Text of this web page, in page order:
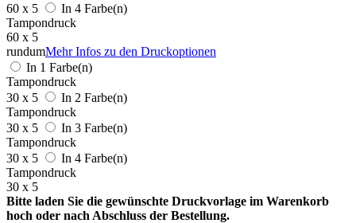
60 x 5
In 4 Farbe(n)
Tampondruck
60 x 5
rundumMehr Infos zu den Druckoptionen
In 1 Farbe(n)
Tampondruck
30 x 5
In 2 Farbe(n)
Tampondruck
30 x 5
In 3 Farbe(n)
Tampondruck
30 x 5
In 4 Farbe(n)
Tampondruck
30 x 5
Bitte laden Sie die gewünschte Druckvorlage im Warenkorb
hoch oder nach Abschluss der Bestellung.